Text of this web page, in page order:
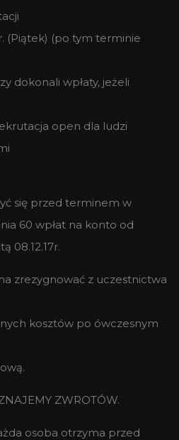
(Piątek) (po tym terminie
dokonali wpłaty, jeżeli
open dla ludzi
się przed terminem w
60 wpłat na konto od
08.12.17r.
zrezygnować z uczestnictwa
kosztów po ówczesnym
ZWROTÓW.
osoba otrzyma przed